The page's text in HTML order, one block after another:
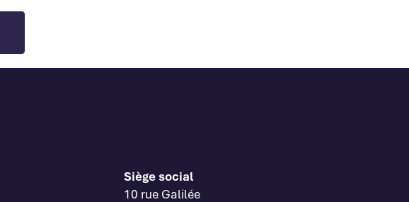
Siège social
10 rue Galilée